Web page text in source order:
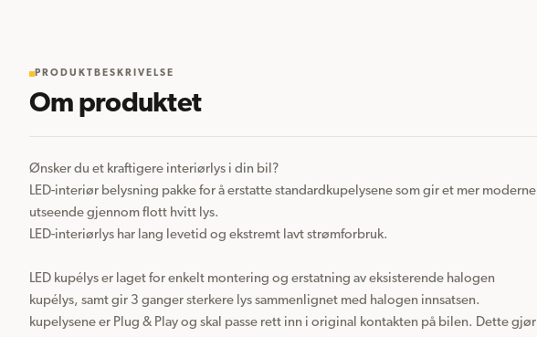
PRODUKTBESKRIVELSE
Om produktet
Ønsker du et kraftigere interiørlys i din bil?
LED-interiør belysning pakke for å erstatte standardkupelysene som gir et mer moderne
utseende gjennom flott hvitt lys.
LED-interiørlys har lang levetid og ekstremt lavt strømforbruk.
LED kupélys er laget for enkelt montering og erstatning av eksisterende halogen
kupélys, samt gir 3 ganger sterkere lys sammenlignet med halogen innsatsen.
kupelysene er Plug & Play og skal passe rett inn i original kontakten på bilen. Dette gjør